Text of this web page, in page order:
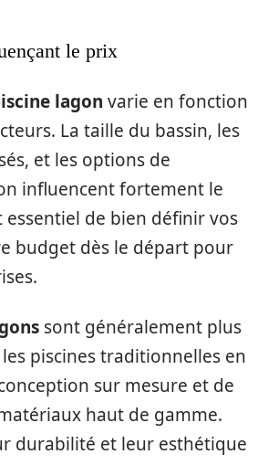
le prix
lagon varie en fonction
La taille du bassin, les
et les options de
influencent fortement le
essentiel de bien définir vos
budget dès le départ pour
sont généralement plus
piscines traditionnelles en
sur mesure et de
haut de gamme.
durabilité et leur esthétique